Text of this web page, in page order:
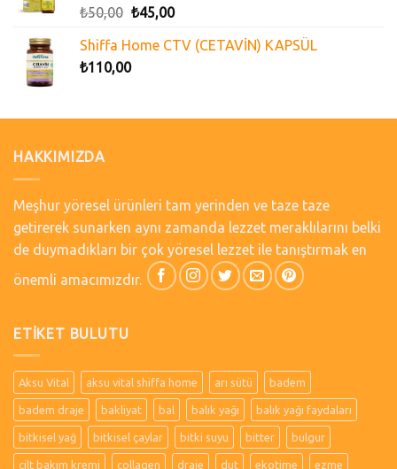
₺50,00 ₺45,00
Shiffa Home CTV (CETAVİN) KAPSÜL
₺110,00
HAKKIMIZDA
Meşhur yöresel ürünleri tam yerinden ve taze taze
getirerek sunarken aynı zamanda lezzet meraklılarını belki
de duymadıkları bir çok yöresel lezzet ile tanıştırmak en
önemli amacımızdır.
ETIKET BULUTU
Aksu Vital aksu vital shiffa home arı sütü badem
badem draje bakliyat bal balık yağı balık yağı faydaları
bitkisel yağ bitkisel çaylar bitki suyu bitter bulgur
cilt bakım kremi collagen draje dut ekotime ezme